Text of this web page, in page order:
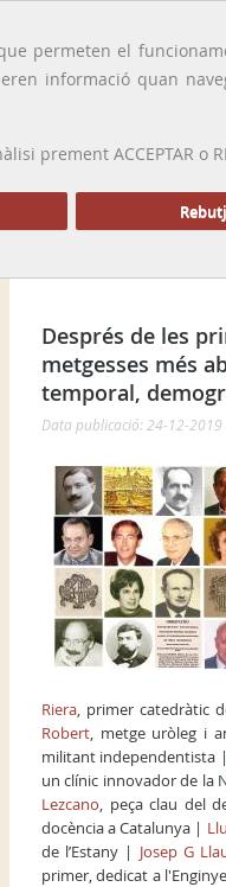
permeten el
informació quan
prement ACCEPTAR o
PRESENTACIÓ
Després de les
metgesses més
temporal,
Data publicació: 24-12-2019
Riera, primer catedràtic
Robert, metge uròleg i
militant independentista |
un clínic innovador de la
Lezcano, peça clau del
docència a Catalunya |
de l’Estany | Josep G
primer, dedicat a